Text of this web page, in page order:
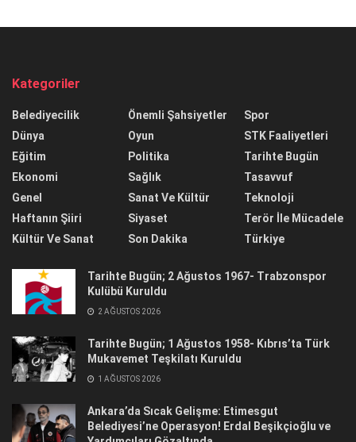
Kategoriler
Belediyecilik
Dünya
Eğitim
Ekonomi
Genel
Haftanın Şiiri
Kültür Ve Sanat
Önemli Şahsiyetler
Oyun
Politika
Sağlık
Sanat Ve Kültür
Siyaset
Son Dakika
Spor
STK Faaliyetleri
Tarihte Bugün
Tasavvuf
Teknoloji
Terör İle Mücadele
Türkiye
Tarihte Bugün; 2 Ağustos 1967- Trabzonspor
Kulübü Kuruldu
2 AĞUSTOS 2026
Tarihte Bugün; 1 Ağustos 1958- Kıbrıs’ta Türk
Mukavemet Teşkilatı Kuruldu
1 AĞUSTOS 2026
Ankara’da Sıcak Gelişme: Etimesgut
Belediyesi’ne Operasyon! Erdal Beşikçioğlu ve